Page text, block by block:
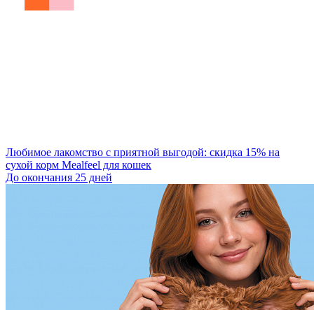
Любимое лакомство с приятной выгодой: скидка 15% на
сухой корм Mealfeel для кошек
До окончания 25 дней